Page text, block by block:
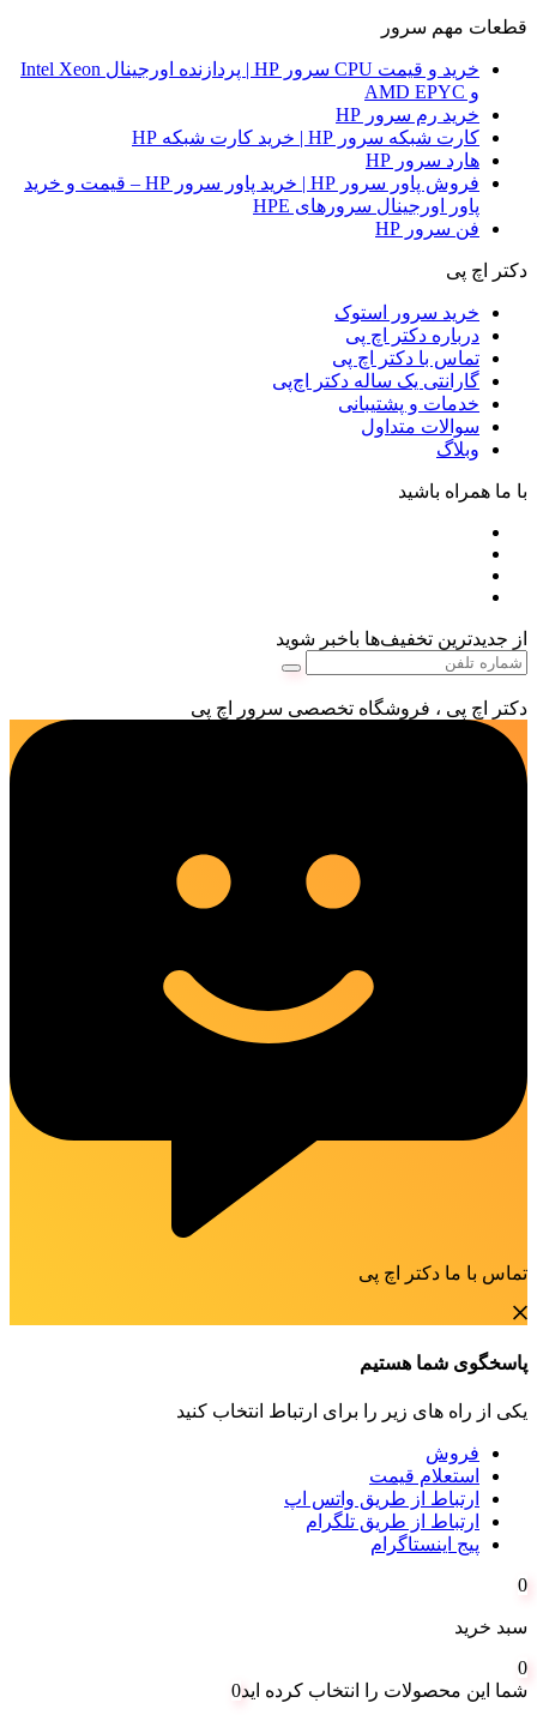
قطعات مهم سرور
خرید و قیمت CPU سرور HP | پردازنده اورجینال Intel Xeon
و AMD EPYC
خرید رم سرور HP
کارت شبکه سرور HP | خرید کارت شبکه HP
هارد سرور HP
فروش پاور سرور HP | خرید پاور سرور HP – قیمت و خرید
پاور اورجینال سرورهای HPE
فن سرور HP
دکتر اچ پی
خرید سرور استوک
درباره دکتر اچ پی
تماس با دکتر اچ پی
گارانتی یک ساله دکتر اچ‌پی
خدمات و پشتیبانی
سوالات متداول
وبلاگ
با ما همراه باشید
از جدیدترین تخفیف‌ها باخبر شوید
دکتر اچ پی ، فروشگاه تخصصی سرور اچ پی
تماس با ما دکتر اچ پی
پاسخگوی شما هستیم
یکی از راه های زیر را برای ارتباط انتخاب کنید
فروش
استعلام قیمت
ارتباط از طریق واتس اپ
ارتباط از طریق تلگرام
پیج اینستاگرام
0
سبد خرید
0
شما این محصولات را انتخاب کرده اید0